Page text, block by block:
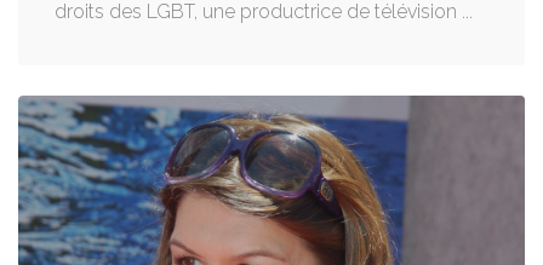
droits des LGBT, une productrice de télévision ...